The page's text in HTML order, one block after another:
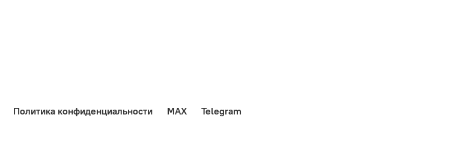
Политика конфиденциальности MAX Telegram